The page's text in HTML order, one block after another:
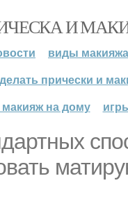
И
виды
прически и
макияж на дому